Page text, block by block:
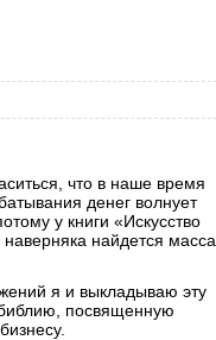
что в наше время
денег волнует
у книги «Искусство
наверняка найдется масса
я и выкладываю эту
посвященную